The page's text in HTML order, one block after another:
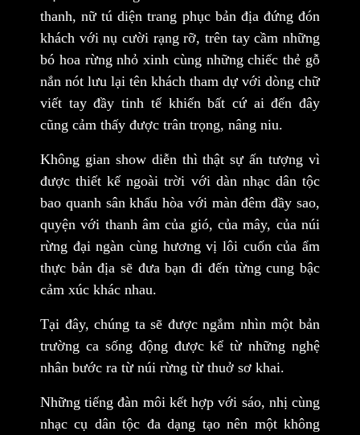
thanh, nữ tú diện trang phục bản địa đứng đón
khách với nụ cười rạng rỡ, trên tay cầm những
bó hoa rừng nhỏ xinh cùng những chiếc thẻ gỗ
nắn nót lưu lại tên khách tham dự với dòng chữ
viết tay đầy tinh tế khiến bất cứ ai đến đây
cũng cảm thấy được trân trọng, nâng niu.
Không gian show diễn thì thật sự ấn tượng vì
được thiết kế ngoài trời với dàn nhạc dân tộc
bao quanh sân khấu hòa với màn đêm đầy sao,
quyện với thanh âm của gió, của mây, của núi
rừng đại ngàn cùng hương vị lôi cuốn của ẩm
thực bản địa sẽ đưa bạn đi đến từng cung bậc
cảm xúc khác nhau.
Tại đây, chúng ta sẽ được ngắm nhìn một bản
trường ca sống động được kể từ những nghệ
nhân bước ra từ núi rừng từ thuở sơ khai.
Những tiếng đàn môi kết hợp với sáo, nhị cùng
nhạc cụ dân tộc đa dạng tạo nên một không